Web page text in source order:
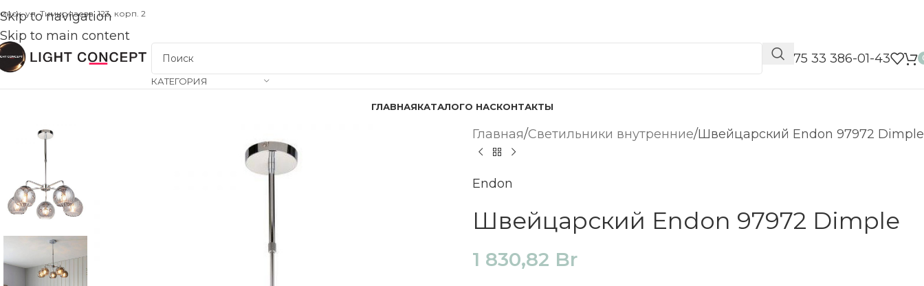
Skip to navigation
Skip to main content
ул. Тимирязева, 123, корп. 2
КАТЕГОРИЯ
📞 +375 33 386-01-43
ГЛАВНАЯКАТАЛОГО НАСКОНТАКТЫ
Главная Светильники внутренние Швейцарский Endon 97972 Dimple
Endon
Швейцарский Endon 97972 Dimple
1 830,82 Br